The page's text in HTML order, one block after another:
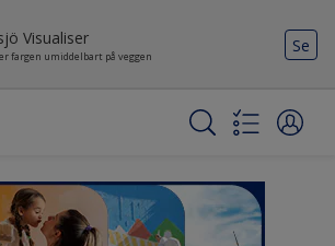
Visualiser
fargen umiddelbart på veggen
Se